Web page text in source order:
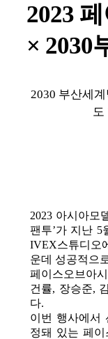
2023
× 2030
2030 부산세
도
2023 아시아모
팬투’가 지난 5
IVEX스튜디오
운데 성공적으
페이스오브아
건률, 장승준,
다.
이번 행사에서
정돼 있는 페